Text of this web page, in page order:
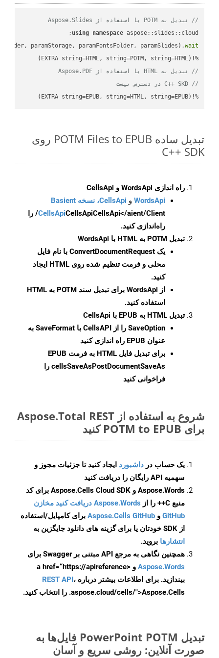
// تبدیل به POTM با استفاده از Aspose.Slides
using namespace
paramStorage, paramFontsFolder, paramSlides).wait
%!(EXTRA string=HTML, string=POTM, string=HTML)
// تبدیل به HTML با استفاده از Aspose.PDF
// C++ SKD در دسترس نیست
%!(EXTRA string=EPUB, string=HTML, string=EPUB)
تبدیل ساده POTM Files to EPUB روی
C++ SDK
راه اندازی WordsApi و CellsApi
WordsApi و CellsApi، نسخه Basient
CellsApiCellsApi
CellsApi</aient/Client/ را
راه‌اندازی کنید.
تبدیل POTM به HTML با WordsApi
یک ConvertDocumentRequest با نام فایل
محلی و فرمت تنظیم شده روی HTML ایجاد
کنید.
از WordsApi برای تبدیل سند POTM به HTML
استفاده کنید.
تبدیل HTML به EPUB با CellsApi
SaveOption
را از CellsAPI با SaveFormat به
عنوان EPUB راه اندازی کنید
برای تبدیل فایل HTML به فرمت
EPUB
cellsSaveAsPostDocumentSaveAs را
فراخوانی کنید
شروع به استفاده از Aspose.Total REST
برای POTM to EPUB کنید
یک حساب در داشبورد ایجاد کنید تا جزئیات مجوز و
سهمیه API رایگان را دریافت کنید
Aspose.Words و Aspose.Cells Cloud SDK برای کد
منبع C++ را از
Aspose.Words دریافت کنید مخازن
GitHub و Aspose.Cells GitHub برای کامپایل/استفاده
از SDK خودتان یا برای گزینه های دانلود جایگزین به
انتشارها بروید.
همچنین نگاهی به مرجع API مبتنی بر Swagger برای
Aspose.Words
و <a href=“https://apireference
بیندازید. برای اطلاعات بیشتر درباره REST API،
.aspose.cloud/cells/">Aspose.Cells را انتخاب کنید.
تبدیل PowerPoint POTM فایل‌ها به
صورت آنلاین: روشی سریع و آسان